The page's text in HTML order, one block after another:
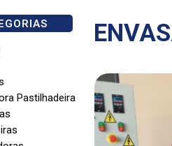
Pastilhadeira